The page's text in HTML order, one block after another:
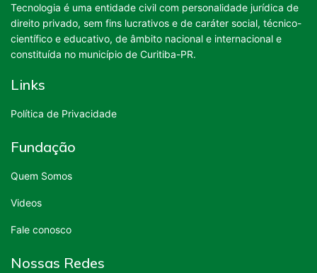
Tecnologia é uma entidade civil com personalidade jurídica de
direito privado, sem fins lucrativos e de caráter social, técnico-
científico e educativo, de âmbito nacional e internacional e
constituída no município de Curitiba-PR.
Links
Política de Privacidade
Fundação
Quem Somos
Videos
Fale conosco
Nossas Redes